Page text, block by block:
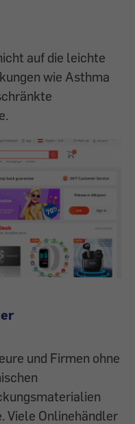
auf die leichte
wie Asthma
und Firmen ohne
Viele Onlinehändler